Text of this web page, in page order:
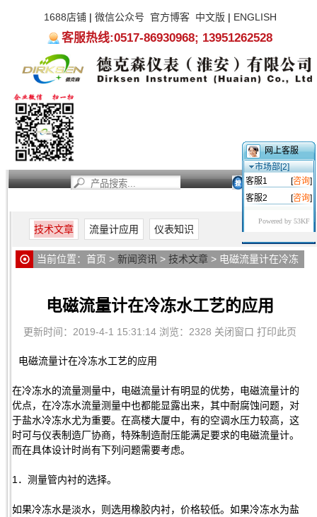
1688店铺| 微信公众号 官方博客 中文版 | ENGLISH
客服热线:0517-86930968; 13951262528
技术文章 流量计应用 仪表知识
当前位置： 首页 > 新闻资讯 > 技术文章 > 电磁流量计在冷冻
电磁流量计在冷冻水工艺的应用
更新时间：2019-4-1 15:31:14 浏览：2328 关闭窗口 打印此页
电磁流量计在冷冻水工艺的应用
在冷冻水的流量测量中，电磁流量计有明显的优势，电磁流量计的
优点，在冷冻水流量测量中也都能显露出来，其中耐腐蚀问题，对
于盐水冷冻水尤为重要。在高楼大厦中，有的空调水压力较高，这
时可与仪表制造厂协商，特殊制造耐压能满足要求的电磁流量计。
而在具体设计时尚有下列问题需要考虑。
1．测量管内衬的选择。
如果冷冻水是淡水，则选用橡胶内衬，价格较低。如果冷冻水为盐
网上客服
市场部[2]
客服1
[咨询]
客服2
[咨询]
Powered by 53KF